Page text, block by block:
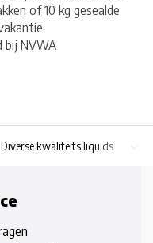
of 10 kg gesealde
bij NVWA
Diverse kwaliteits liquids